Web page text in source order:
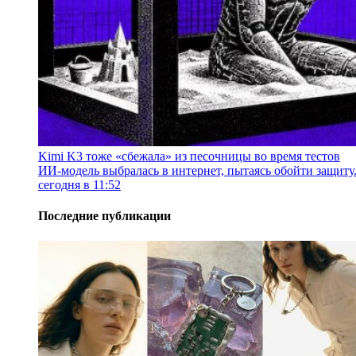
Kimi K3 тоже «сбежала» из песочницы во время тестов
ИИ-модель выбралась в интернет, пытаясь обойти защиту.
сегодня в 11:52
Последние публикации